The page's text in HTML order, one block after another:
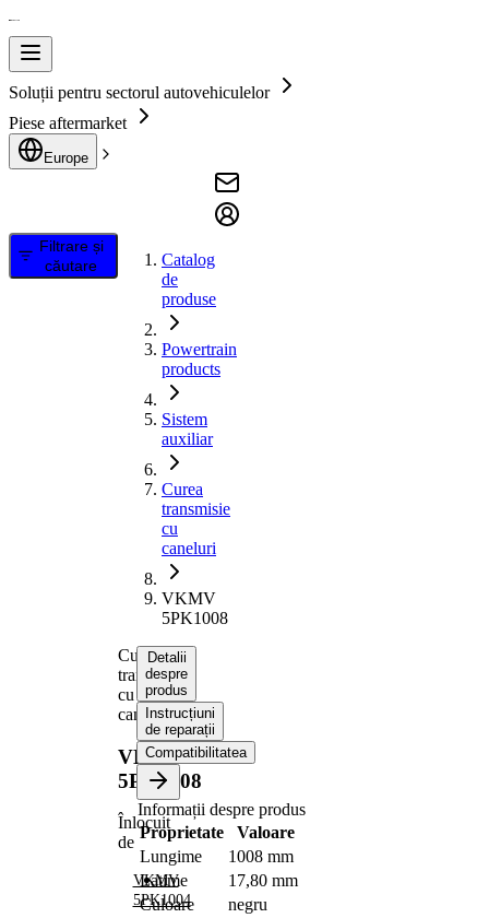
Soluții pentru sectorul autovehiculelor
Piese aftermarket
Europe
Filtrare și
căutare
Catalog
de
produse
Powertrain
products
Sistem
auxiliar
Curea
transmisie
cu
caneluri
VKMV
5PK1008
Curea
transmisie
cu
caneluri
VKMV
5PK1008
Înlocuit
de
VKMV
5PK1004
Detalii
despre
produs
Instrucțiuni
de reparații
Compatibilitatea
Informații despre produs
Proprietate
Valoare
Lungime
1008 mm
Latime
17,80 mm
Culoare
negru